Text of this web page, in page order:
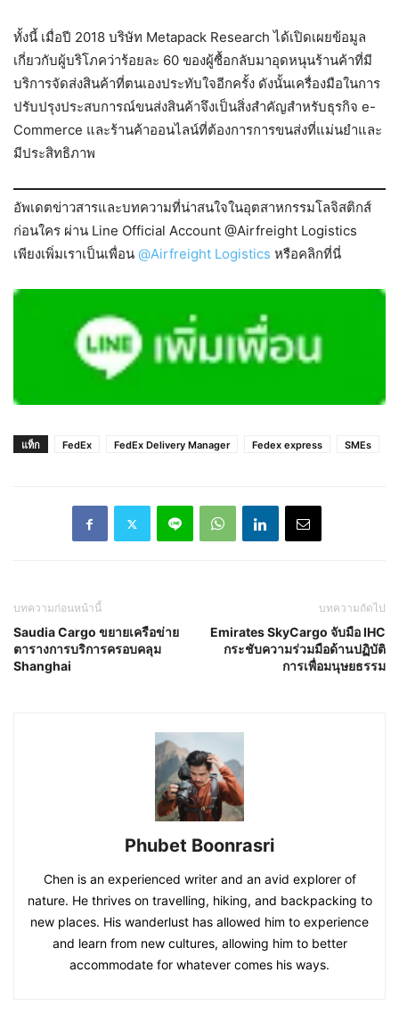
ทั้งนี้ เมื่อปี 2018 บริษัท Metapack Research ได้เปิดเผยข้อมูล
เกี่ยวกับผู้บริโภคว่าร้อยละ 60 ของผู้ซื้อกลับมาอุดหนุนร้านค้าที่มี
บริการจัดส่งสินค้าที่ตนเองประทับใจอีกครั้ง ดังนั้นเครื่องมือในการ
ปรับปรุงประสบการณ์ขนส่งสินค้าจึงเป็นสิ่งสำคัญสำหรับธุรกิจ e-
Commerce และร้านค้าออนไลน์ที่ต้องการการขนส่งที่แม่นยำและ
มีประสิทธิภาพ
อัพเดตข่าวสารและบทความที่น่าสนใจในอุตสาหกรรมโลจิสติกส์
ก่อนใคร ผ่าน Line Official Account @Airfreight Logistics
เพียงเพิ่มเราเป็นเพื่อน @Airfreight Logistics หรือคลิกที่นี่
แท็ก FedEx FedEx Delivery Manager Fedex express SMEs
บทความก่อนหน้านี้
Saudia Cargo ขยายเครือข่าย
ตารางการบริการครอบคลุม
Shanghai
บทความถัดไป
Emirates SkyCargo จับมือ IHC
กระชับความร่วมมือด้านปฏิบัติ
การเพื่อมนุษยธรรม
Phubet Boonrasri
Chen is an experienced writer and an avid explorer of
nature. He thrives on travelling, hiking, and backpacking to
new places. His wanderlust has allowed him to experience
and learn from new cultures, allowing him to better
accommodate for whatever comes his ways.